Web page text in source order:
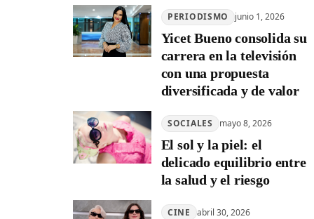
PERIODISMO junio 1, 2026
Yicet Bueno consolida su
carrera en la televisión
con una propuesta
diversificada y de valor
SOCIALES mayo 8, 2026
El sol y la piel: el
delicado equilibrio entre
la salud y el riesgo
CINE abril 30, 2026